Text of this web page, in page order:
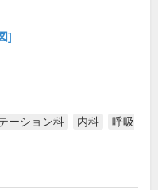
]
ーション科 内科
呼吸